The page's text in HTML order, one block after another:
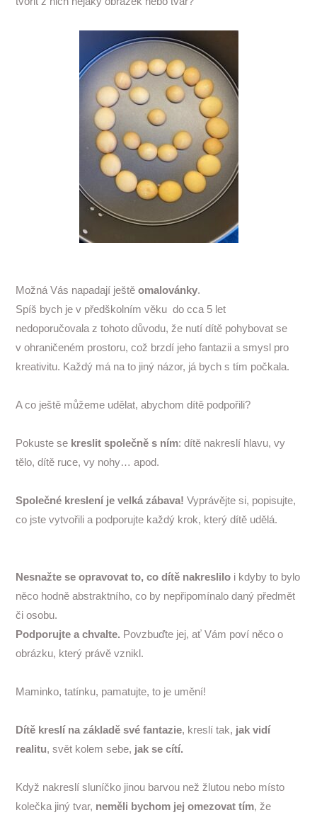
Možná Vás napadají ještěomalovánky.
Spíš bych je v předškolním věku do cca 5 let
nedoporučovala z tohoto důvodu, že nutí dítě pohybovat se
v ohraničeném prostoru, což brzdí jeho fantazii a smysl pro
kreativitu. Každý má na to jiný názor, já bych s tím počkala.
A co ještě můžeme udělat, abychom dítě podpořili?
Pokuste se kreslit společně s ním: dítě nakreslí hlavu, vy
tělo, dítě ruce, vy nohy… apod.
Společné kreslení je velká zábava! Vyprávějte si, popisujte,
co jste vytvořili a podporujte každý krok, který dítě udělá.
Nesnažte se opravovat to, co dítě nakreslilo i kdyby to bylo
něco hodně abstraktního, co by nepřipomínalo daný předmět
či osobu.
Podporujte a chvalte. Povzbuďte jej, ať Vám poví něco o
obrázku, který právě vznikl.
Maminko, tatínku, pamatujte, to je umění!
Dítě kreslí na základě své fantazie, kreslí tak, jak vidí
realitu, svět kolem sebe, jak se cítí.
Když nakreslí sluníčko jinou barvou než žlutou nebo místo
kolečka jiný tvar, neměli bychom jej omezovat tím, že